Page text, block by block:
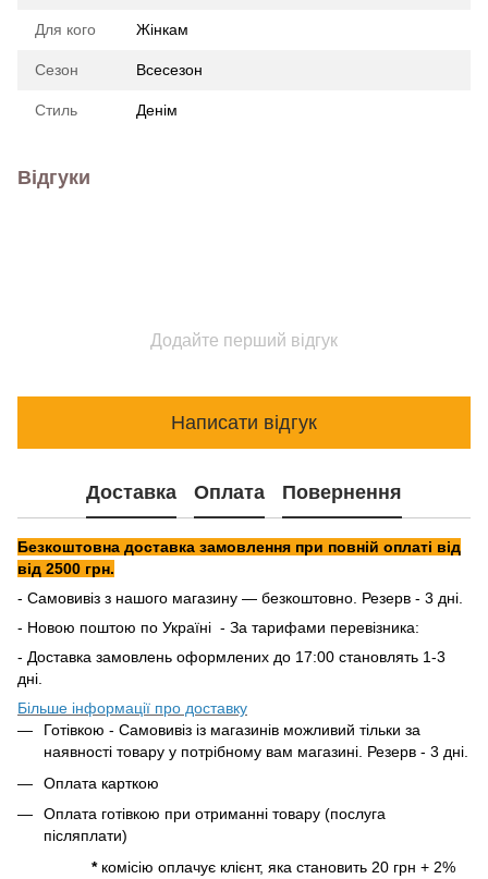
Для кого Жінкам
Сезон Всесезон
Стиль Денім
Відгуки
Додайте перший відгук
Написати відгук
Доставка Оплата Повернення
Безкоштовна доставка замовлення при повній оплаті від
від 2500 грн.
- Самовивіз з нашого магазину — безкоштовно. Резерв - 3 дні.
- Новою поштою по Україні - За тарифами перевізника:
- Доставка замовлень оформлених до 17:00 становлять 1-3
дні.
Більше інформації про доставку
Готівкою - Самовивіз із магазинів можливий тільки за
наявності товару у потрібному вам магазині. Резерв - 3 дні.
Оплата карткою
Оплата готівкою при отриманні товару (послуга
післяплати)
* комісію оплачує клієнт, яка становить 20 грн + 2%